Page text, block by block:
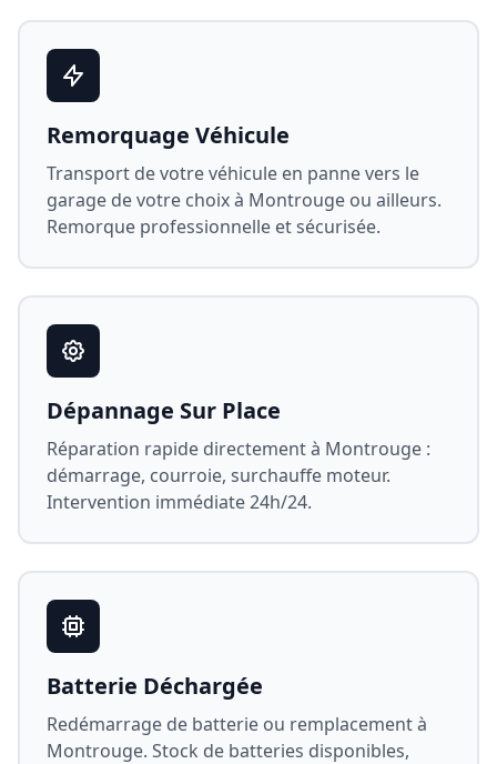
Remorquage Véhicule
Transport de votre véhicule en panne vers le
garage de votre choix à Montrouge ou ailleurs.
Remorque professionnelle et sécurisée.
Dépannage Sur Place
Réparation rapide directement à Montrouge :
démarrage, courroie, surchauffe moteur.
Intervention immédiate 24h/24.
Batterie Déchargée
Redémarrage de batterie ou remplacement à
Montrouge. Stock de batteries disponibles,